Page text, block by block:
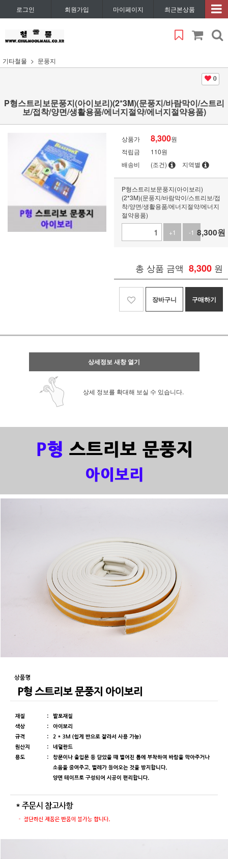
로그인 회원가입 마이페이지 최근본상품
기타철물 문풍지
0
P형스트리보문풍지(아이보리)(2*3M)(문풍지/바람막이/스트리
보/접착/양면/생활용품/에너지절약/에너지절약용품)
상품가 8,300원
적립금
110원
배송비
(조건) 지역별
P형스트리보문풍지(아이보리)
(2*3M)(문풍지/바람막이/스트리보/접
착/양면/생활용품/에너지절약/에너지
절약용품)
+1
-1 8,300원
총 상품 금액 8,300 원
장바구니 구매하기
상세정보 새창 열기
상세 정보를 확대해 보실 수 있습니다.